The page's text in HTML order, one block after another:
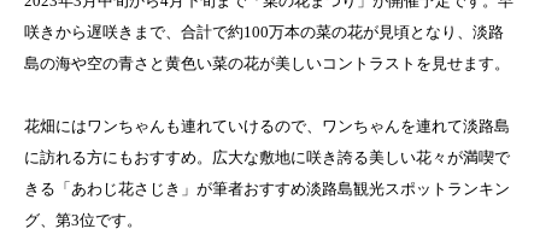
咲きから遅咲きまで、合計で約100万本の菜の花が見頃となり、淡路
島の海や空の青さと黄色い菜の花が美しいコントラストを見せます。
花畑にはワンちゃんも連れていけるので、ワンちゃんを連れて淡路島
に訪れる方にもおすすめ。広大な敷地に咲き誇る美しい花々が満喫で
きる「あわじ花さじき」が筆者おすすめ淡路島観光スポットランキン
グ、第3位です。